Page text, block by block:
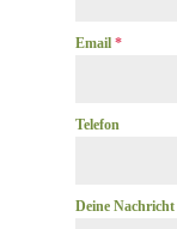
Email *
Telefon
Deine Nachricht